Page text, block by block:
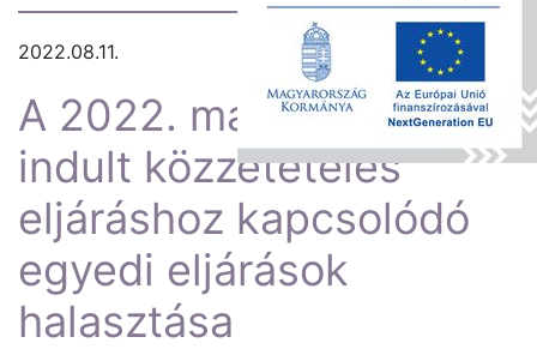
2022.08.11.
A 2022. május 2-án
indult közzétételes
eljáráshoz kapcsolódó
egyedi eljárások
halasztása